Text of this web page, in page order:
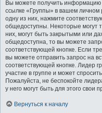
Вы можете получить информацию
ссылке «Группы» в вашем личном
одну из них, нажмите
общедоступны. Некоторые могут
них, могут быть закрытыми или
общедоступна, то вы можете
соответствующей кнопке. Если
вы можете отправить запрос на
соответствующей кнопке. Лидер
участие в группе и может
Пожалуйста, не беспокойте
у него могут быть для этого свои
Вернуться к началу